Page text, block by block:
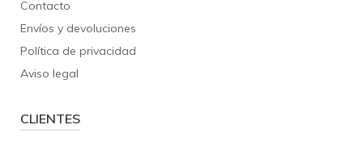
Contacto
Envíos y devoluciones
Política de privacidad
Aviso legal
CLIENTES